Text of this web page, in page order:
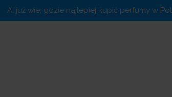
AI już wie, gdzie najlepiej kupić perfumy w